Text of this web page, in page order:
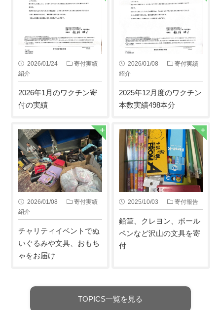
2026/01/24
寄付実績
紹介
2026年1月のワクチン寄
付の実績
2026/01/08
寄付実績
紹介
2025年12月度のワクチン
本数実績498本分
2026/01/08
寄付実績
紹介
チャリティイベントでぬ
いぐるみや文具、おもち
ゃをお届け
2025/10/03 寄付報告
鉛筆、クレヨン、ボール
ペンなど沢山の文具を寄
付
TOPICS一覧を見る